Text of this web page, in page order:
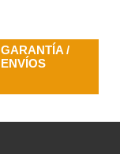
GARANTÍA /
ENVÍOS